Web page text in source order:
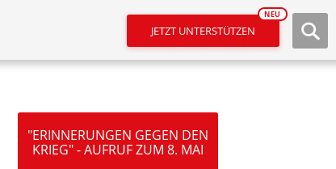
JETZT UNTERSTÜTZEN
NEU
"ERINNERUNGEN GEGEN DEN
KRIEG" - AUFRUF ZUM 8. MAI